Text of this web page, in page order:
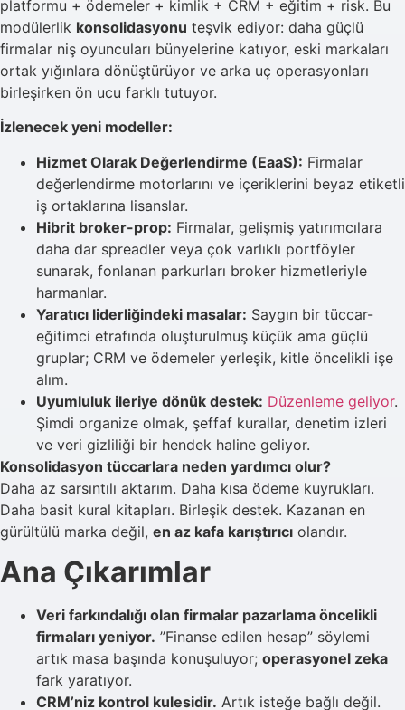
platformu + ödemeler + kimlik + CRM + eğitim + risk. Bu
modülerlik konsolidasyonu teşvik ediyor: daha güçlü
firmalar niş oyuncuları bünyelerine katıyor, eski markaları
ortak yığınlara dönüştürüyor ve arka uç operasyonları
birleşirken ön ucu farklı tutuyor.
İzlenecek yeni modeller:
Hizmet Olarak Değerlendirme (EaaS): Firmalar
değerlendirme motorlarını ve içeriklerini beyaz etiketli
iş ortaklarına lisanslar.
Hibrit broker-prop: Firmalar, gelişmiş yatırımcılara
daha dar spreadler veya çok varlıklı portföyler
sunarak, fonlanan parkurları broker hizmetleriyle
harmanlar.
Yaratıcı liderliğindeki masalar: Saygın bir tüccar-
eğitimci etrafında oluşturulmuş küçük ama güçlü
gruplar; CRM ve ödemeler yerleşik, kitle öncelikli işe
alım.
Uyumluluk ileriye dönük destek: Düzenleme geliyor.
Şimdi organize olmak, şeffaf kurallar, denetim izleri
ve veri gizliliği bir hendek haline geliyor.
Konsolidasyon tüccarlara neden yardımcı olur?
Daha az sarsıntılı aktarım. Daha kısa ödeme kuyrukları.
Daha basit kural kitapları. Birleşik destek. Kazanan en
gürültülü marka değil, en az kafa karıştırıcı olandır.
Ana Çıkarımlar
Veri farkındalığı olan firmalar pazarlama öncelikli
firmaları yeniyor. ”Finanse edilen hesap” söylemi
artık masa başında konuşuluyor; operasyonel zeka
fark yaratıyor.
CRM’niz kontrol kulesidir. Artık isteğe bağlı değil.